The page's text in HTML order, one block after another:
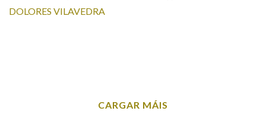
DOLORES VILAVEDRA
CARGAR MÁIS